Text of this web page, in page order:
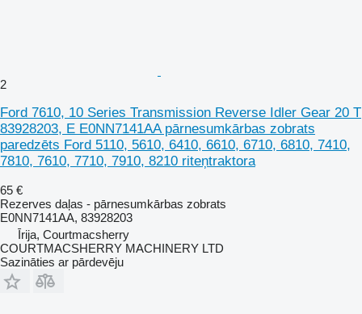
2
Ford 7610, 10 Series Transmission Reverse Idler Gear 20 T
83928203, E E0NN7141AA pārnesumkārbas zobrats
paredzēts Ford 5110, 5610, 6410, 6610, 6710, 6810, 7410,
7810, 7610, 7710, 7910, 8210 riteņtraktora
65 €
Rezerves daļas - pārnesumkārbas zobrats
E0NN7141AA, 83928203
Īrija, Courtmacsherry
COURTMACSHERRY MACHINERY LTD
Sazināties ar pārdevēju